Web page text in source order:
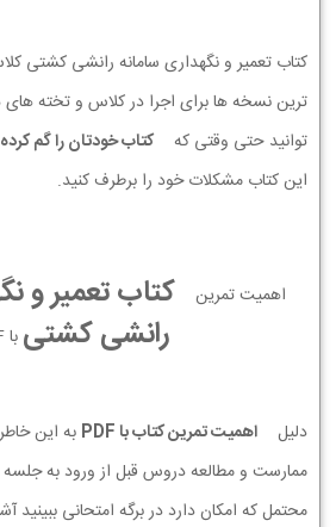
کتاب تعمیر و نگهداری سامانه رانشی کشتی
ترین نسخه ها برای اجرا در کلاس و تخته
توانید حتی وقتی که
کتاب خودتان را گم
این کتاب مشکلات خود را برطرف کنید.
اهمیت تمرین
کتاب تعمیر و
رانشی کشتی با PDF
دلیل اهمیت تمرین کتاب با PDF
به این
ممارست و مطالعه دروس قبل از ورود به جلسه
محتمل که امکان دارد در برگه امتحانی ببینید